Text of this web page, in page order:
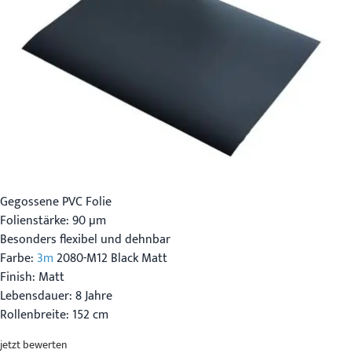
Gegossene PVC Folie
Folienstärke: 90 µm
Besonders flexibel und dehnbar
Farbe:3m2080-M12 Black Matt
Finish: Matt
Lebensdauer: 8 Jahre
Rollenbreite: 152 cm
jetzt bewerten